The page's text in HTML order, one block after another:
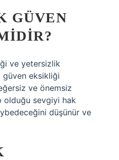
GÜVEN
ve yetersizlik
güven eksikliği
ve önemsiz
olduğu sevgiyi hak
düşünür ve